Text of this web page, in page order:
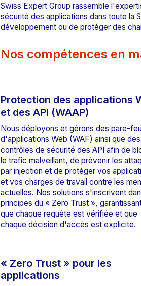
Swiss Expert Group rassemble
sécurité des applications dans toute la
développement ou de protéger des
Nos compétences en
Protection des applications
et des API (WAAP)
Nous déployons et gérons des pare-feu
d'applications Web (WAF) ainsi que des
contrôles de sécurité des API afin de
le trafic malveillant, de prévenir les
par injection et de protéger vos
et vos charges de travail contre les
actuelles. Nos solutions s'inscrivent
principes du « Zero Trust »,
que chaque requête est vérifiée et que
chaque décision d'accès est explicite.
« Zero Trust » pour les
applications